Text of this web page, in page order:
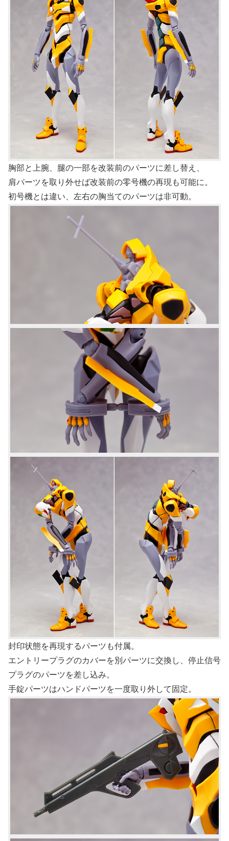
胸部と上腕、腿の一部を改装前のパーツに差し替え、
肩パーツを取り外せば改装前の零号機の再現も可能に。
初号機とは違い、左右の胸当てのパーツは非可動。
封印状態を再現するパーツも付属。
エントリープラグのカバーを別パーツに交換し、停止信号
プラグのパーツを差し込み。
手錠パーツはハンドパーツを一度取り外して固定。